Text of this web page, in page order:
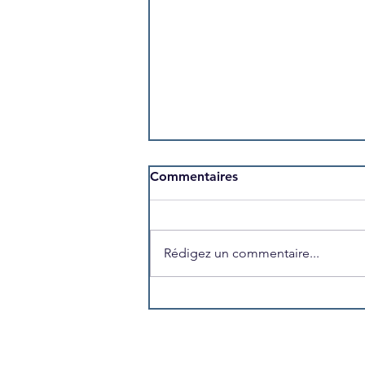
Commentaires
Rédigez un commentaire...